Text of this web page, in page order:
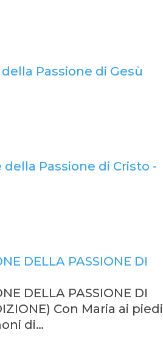
Passione di Gesù
Passione di Cristo -
DELLA PASSIONE DI
DELLA PASSIONE DI
Con Maria ai piedi
di…